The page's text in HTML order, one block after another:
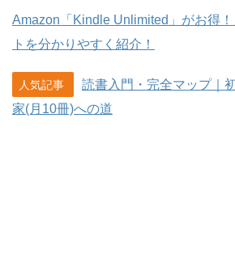
Amazon「Kindle Unlimited」がお得
トを分かりやすく紹介！
人気記事
読書入門・完全マップ｜
家(月10冊)への道